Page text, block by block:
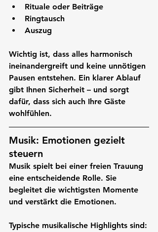
Rituale oder Beiträge
Ringtausch
Auszug
Wichtig ist, dass alles harmonisch
ineinandergreift und keine unnötigen
Pausen entstehen. Ein klarer Ablauf
gibt Ihnen Sicherheit – und sorgt
dafür, dass sich auch Ihre Gäste
wohlfühlen.
Musik: Emotionen gezielt
steuern
Musik spielt bei einer freien Trauung
eine entscheidende Rolle. Sie
begleitet die wichtigsten Momente
und verstärkt die Emotionen.
Typische musikalische Highlights sind: